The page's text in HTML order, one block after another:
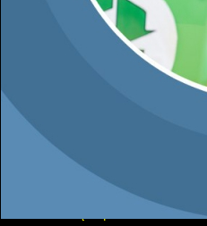
przypadku braku możliwości
realizacji przedsięwzięcia
mogą ubiegać się o
WFOŚiGW rozpatrzy każdą
możliwością wprowadzania